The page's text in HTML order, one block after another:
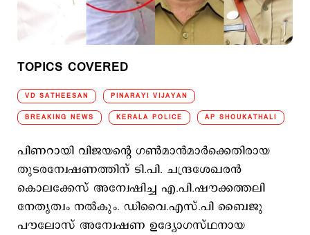
TOPICS COVERED
VD SATHEESAN PINARAYI VIJAYAN
BREAKING NEWS KERALA POLICE AP SHOUKATHALI
പിണറായി വിജയന്‍റെ ഗണ്‍‍മാന്‍മാര്‍‍ക്കെതിരായ
തുടരന്വേഷണത്തിന് ടി.പി. ചന്ദ്രശേഖരന്‍
കൊലക്കേസ് അന്വേഷിച്ച എ.പി.ഷൗക്കത്തലി
നേതൃത്വം നല്‍കും. ഡിവൈ.എസ്.പി ബൈജു
പൗലോസ് അന്വേഷണ ഉദ്യോഗസ്ഥനായ